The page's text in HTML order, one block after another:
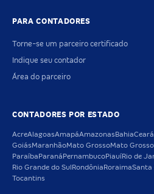
PARA CONTADORES
Torne-se um parceiro certificado
Indique seu contador
Área do parceiro
CONTADORES POR ESTADO
AcreAlagoasAmapáAmazonas BahiaCeará
GoiásMaranhãoMato GrossoMato Grosso
Paraíba Paraná PernambucoPiauíRio de
Rio Grande do Sul Rondônia RoraimaSanta
Tocantins